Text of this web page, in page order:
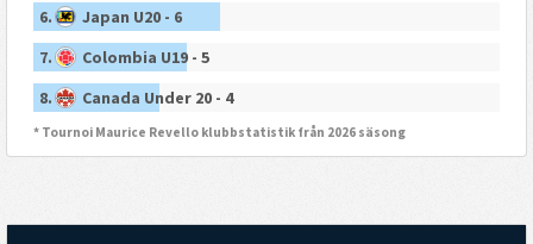
6.
Japan U20 - 6
7.
Colombia U19 - 5
8.
Canada Under 20 - 4
* Tournoi Maurice Revello klubbstatistik från 2026 säsong